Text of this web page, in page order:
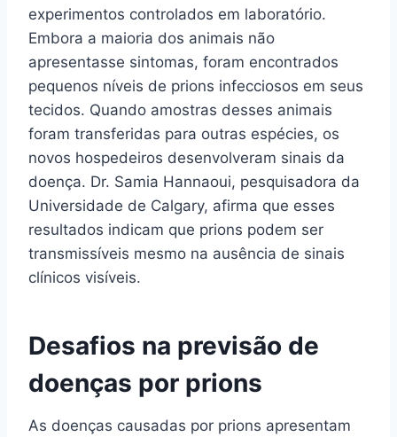
experimentos controlados em laboratório.
Embora a maioria dos animais não
apresentasse sintomas, foram encontrados
pequenos níveis de prions infecciosos em seus
tecidos. Quando amostras desses animais
foram transferidas para outras espécies, os
novos hospedeiros desenvolveram sinais da
doença. Dr. Samia Hannaoui, pesquisadora da
Universidade de Calgary, afirma que esses
resultados indicam que prions podem ser
transmissíveis mesmo na ausência de sinais
clínicos visíveis.
Desafios na previsão de
doenças por prions
As doenças causadas por prions apresentam